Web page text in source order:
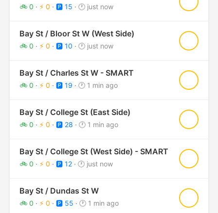
🚲 0 · ⚡ 0 · 🅿️ 15 · 🕐 just now
Bay St / Bloor St W (West Side)
🚲 0 · ⚡ 0 · 🅿️ 10 · 🕐 just now
Bay St / Charles St W - SMART
🚲 0 · ⚡ 0 · 🅿️ 19 · 🕐 1 min ago
Bay St / College St (East Side)
🚲 0 · ⚡ 0 · 🅿️ 28 · 🕐 1 min ago
Bay St / College St (West Side) - SMART
🚲 0 · ⚡ 0 · 🅿️ 12 · 🕐 just now
Bay St / Dundas St W
🚲 0 · ⚡ 0 · 🅿️ 55 · 🕐 1 min ago